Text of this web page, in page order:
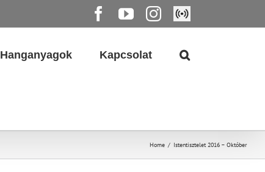
Facebook
YouTube
Instagram
Élő
közvetítés
Hanganyagok Kapcsolat
Home / Istentisztelet 2016 – Október